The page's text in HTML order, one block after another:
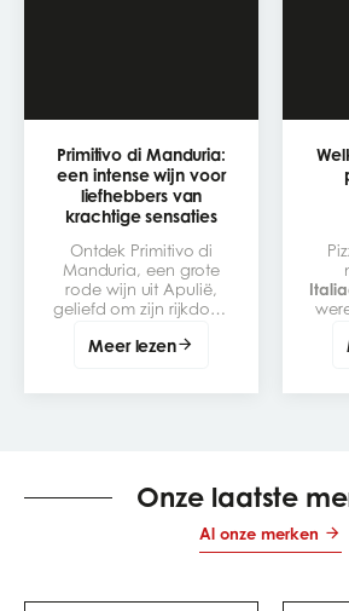
Primitivo di Manduria:
een intense wijn voor
liefhebbers van
krachtige sensaties
Ontdek Primitivo di
Manduria, een grote
rode wijn uit Apulië,
geliefd om zijn rijkdom,
zijn genereuze karakter.
Meer lezen
Onze laatste
Al onze merken